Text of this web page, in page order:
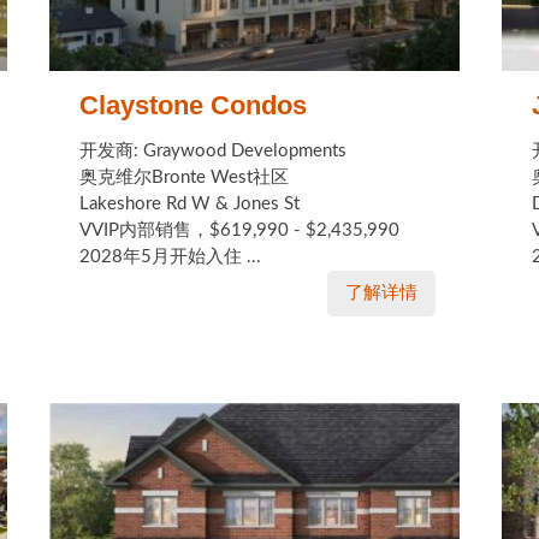
Claystone Condos
开发商: Graywood Developments
奥克维尔Bronte West社区
Lakeshore Rd W & Jones St
VVIP内部销售，$619,990 - $2,435,990
2028年5月开始入住 ...
了解详情